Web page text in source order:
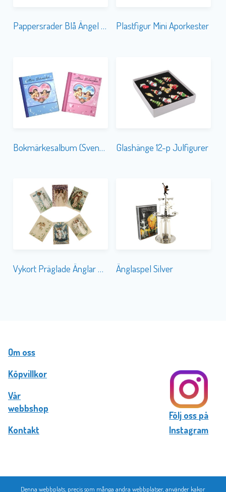
Pappersrader Blå Ängel Mini Plastfigur Mini Aporkester
Bokmärkesalbum (Svensk Text) ERBJUDANDE Glashänge 12-p Julfigurer
Vykort Präglade Änglar VD Änglaspel Silver
Om oss
Köpvillkor
Vår
webbshop
Kontakt
Följ oss på
Instagram
Denna webbplats, precis som många andra webbplatser, använder kakor